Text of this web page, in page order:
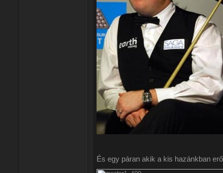
És egy páran akik a kis hazánkban